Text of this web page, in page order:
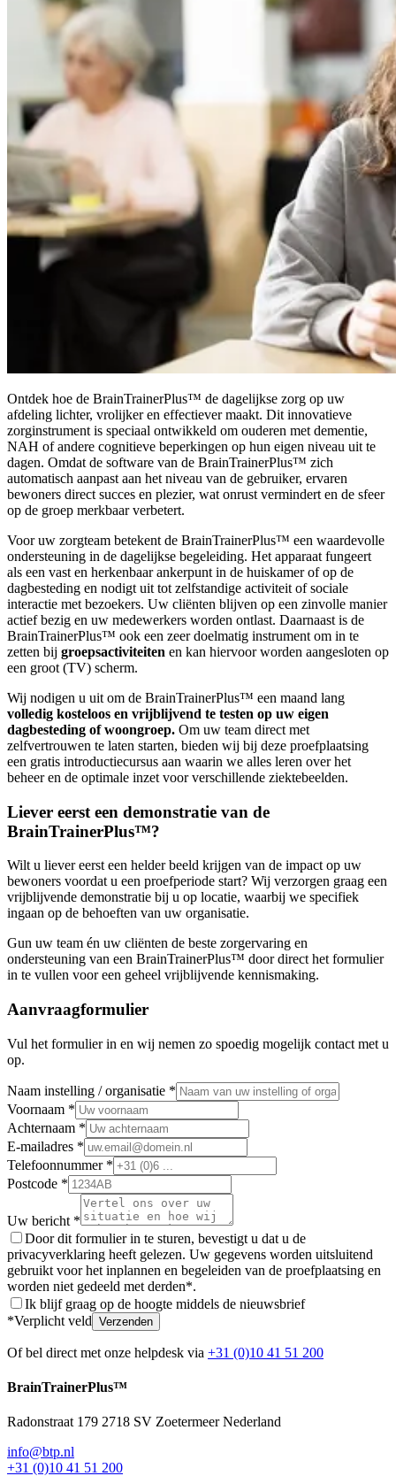
Ontdek hoe de BrainTrainerPlus™ de dagelijkse zorg op uw
afdeling lichter, vrolijker en effectiever maakt. Dit innovatieve
zorginstrument is speciaal ontwikkeld om ouderen met dementie,
NAH of andere cognitieve beperkingen op hun eigen niveau uit te
dagen. Omdat de software van de BrainTrainerPlus™ zich
automatisch aanpast aan het niveau van de gebruiker, ervaren
bewoners direct succes en plezier, wat onrust vermindert en de sfeer
op de groep merkbaar verbetert.
Voor uw zorgteam betekent de BrainTrainerPlus™ een waardevolle
ondersteuning in de dagelijkse begeleiding. Het apparaat fungeert
als een vast en herkenbaar ankerpunt in de huiskamer of op de
dagbesteding en nodigt uit tot zelfstandige activiteit of sociale
interactie met bezoekers. Uw cliënten blijven op een zinvolle manier
actief bezig en uw medewerkers worden ontlast. Daarnaast is de
BrainTrainerPlus™ ook een zeer doelmatig instrument om in te
zetten bij groepsactiviteiten en kan hiervoor worden aangesloten op
een groot (TV) scherm.
Wij nodigen u uit om de BrainTrainerPlus™ een maand lang
volledig kosteloos en vrijblijvend te testen op uw eigen
dagbesteding of woongroep. Om uw team direct met
zelfvertrouwen te laten starten, bieden wij bij deze proefplaatsing
een gratis introductiecursus aan waarin we alles leren over het
beheer en de optimale inzet voor verschillende ziektebeelden.
Liever eerst een demonstratie van de
BrainTrainerPlus™?
Wilt u liever eerst een helder beeld krijgen van de impact op uw
bewoners voordat u een proefperiode start? Wij verzorgen graag een
vrijblijvende demonstratie bij u op locatie, waarbij we specifiek
ingaan op de behoeften van uw organisatie.
Gun uw team én uw cliënten de beste zorgervaring en
ondersteuning van een BrainTrainerPlus™ door direct het formulier
in te vullen voor een geheel vrijblijvende kennismaking.
Aanvraagformulier
Vul het formulier in en wij nemen zo spoedig mogelijk contact met u
op.
Naam instelling / organisatie *
Voornaam *
Achternaam *
E-mailadres *
Telefoonnummer *
Postcode *
Uw bericht *
Door dit formulier in te sturen, bevestigt u dat u de
privacyverklaring heeft gelezen. Uw gegevens worden uitsluitend
gebruikt voor het inplannen en begeleiden van de proefplaatsing en
worden niet gedeeld met derden*.
Ik blijf graag op de hoogte middels de nieuwsbrief
*Verplicht veld Verzenden
Of bel direct met onze helpdesk via +31 (0)10 41 51 200
BrainTrainerPlus™
Radonstraat 179 2718 SV Zoetermeer Nederland
info@btp.nl
+31 (0)10 41 51 200